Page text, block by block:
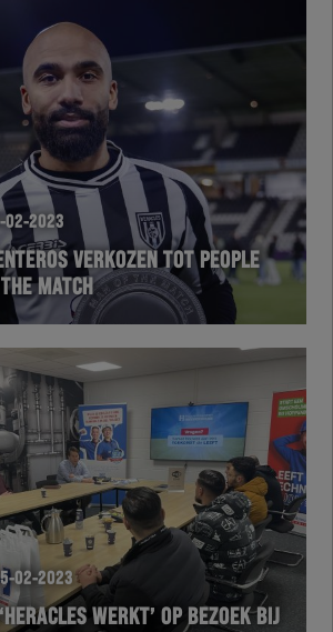
02-2023
VERKOZEN TOT PEOPLE
MATCH
02-2023
WERKT’ OP BEZOEK BIJ